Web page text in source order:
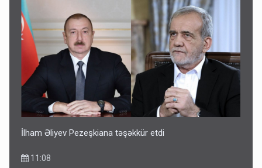
İlham Əliyev Pezeşkiana təşəkkür etdi
11:08